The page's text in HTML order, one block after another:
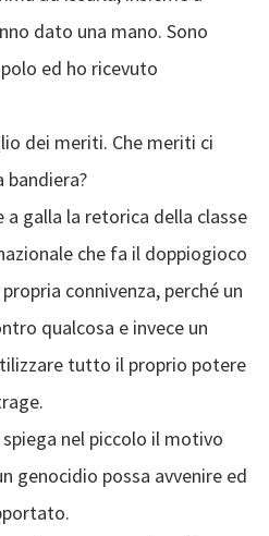
dato una mano. Sono
ed ho ricevuto
dei meriti. Che meriti ci
bandiera?
galla la retorica della classe
che fa il doppiogioco
connivenza, perché un
qualcosa e invece un
tutto il proprio potere
nel piccolo il motivo
genocidio possa avvenire ed